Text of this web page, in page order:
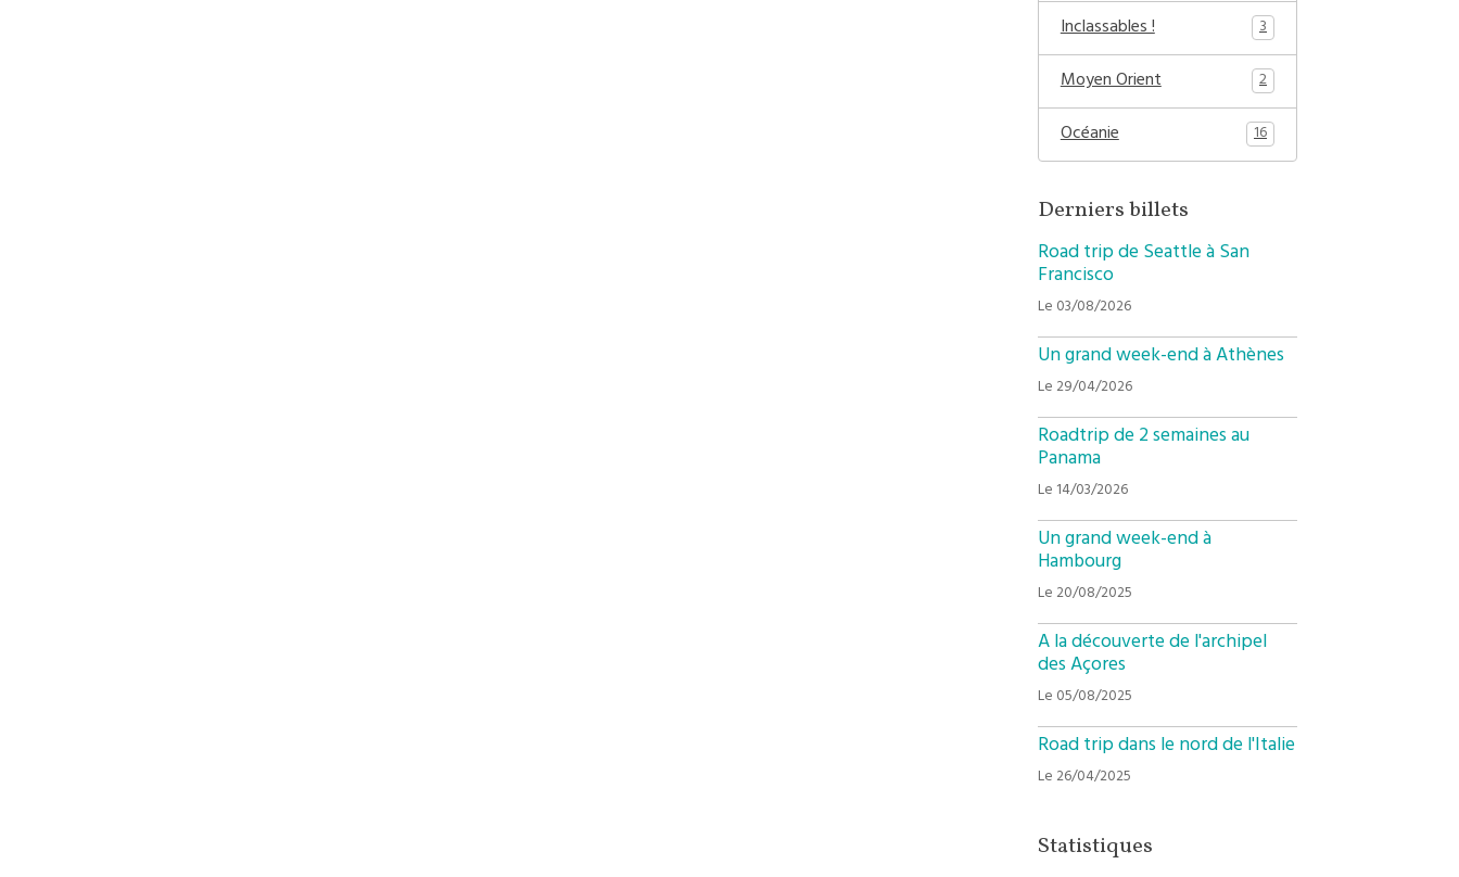
Inclassables ! 3
Moyen Orient 2
Océanie 16
Derniers billets
Road trip de Seattle à San
Francisco
Le 03/08/2026
Un grand week-end à Athènes
Le 29/04/2026
Roadtrip de 2 semaines au
Panama
Le 14/03/2026
Un grand week-end à
Hambourg
Le 20/08/2025
A la découverte de l'archipel
des Açores
Le 05/08/2025
Road trip dans le nord de l'Italie
Le 26/04/2025
Statistiques